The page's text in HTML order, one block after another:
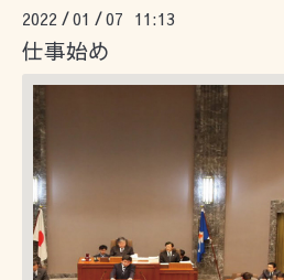
2022 /01 /07 11:13
仕事始め